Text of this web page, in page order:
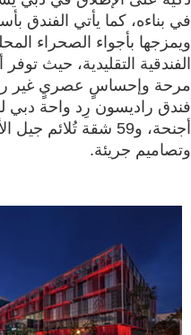
في بناءه، كما يأتي الفندق
ويمزجها بأجواء الصحراء
الفندقية التقليدية، حيث
مرحة وإحساسٍ عصريٍ غير
فندق راديسون رِد واحة دبي
أجنحة، و59 شقة تُلائم جيل
وتصاميم جريئة.